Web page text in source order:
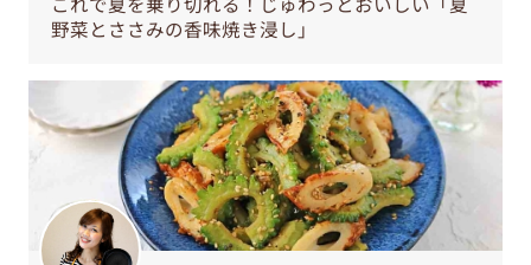
野菜とささみの香味焼き浸し」